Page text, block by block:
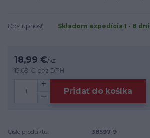
Dostupnosť Skladom expedícia 1 - 8 dní
18,99 €/ks
15,69 € bez DPH
Pridať do košíka
Číslo produktu:
38597-9